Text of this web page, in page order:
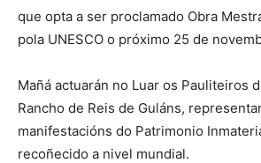
que opta a ser proclamado Obra
pola UNESCO o próximo 25 de
Mañá actuarán no Luar os Pauliteiros
Rancho de Reis de Guláns,
manifestacións do Patrimonio
recoñecido a nivel mundial.